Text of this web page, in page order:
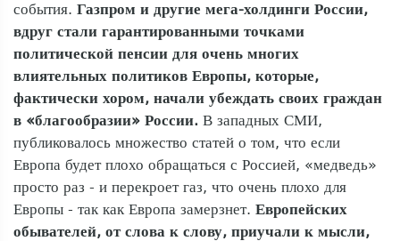
события. Газпром и другие мега-холдинги России,
вдруг стали гарантированными точками
политической пенсии для очень многих
влиятельных политиков Европы, которые,
фактически хором, начали убеждать своих граждан
в «благообразии» России. В западных СМИ,
публиковалось множество статей о том, что если
Европа будет плохо обращаться с Россией, «медведь»
просто раз - и перекроет газ, что очень плохо для
Европы - так как Европа замерзнет. Европейских
обывателей, от слова к слову, приучали к мысли,